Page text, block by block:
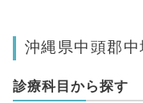
沖縄県中頭郡
診療科目から探す